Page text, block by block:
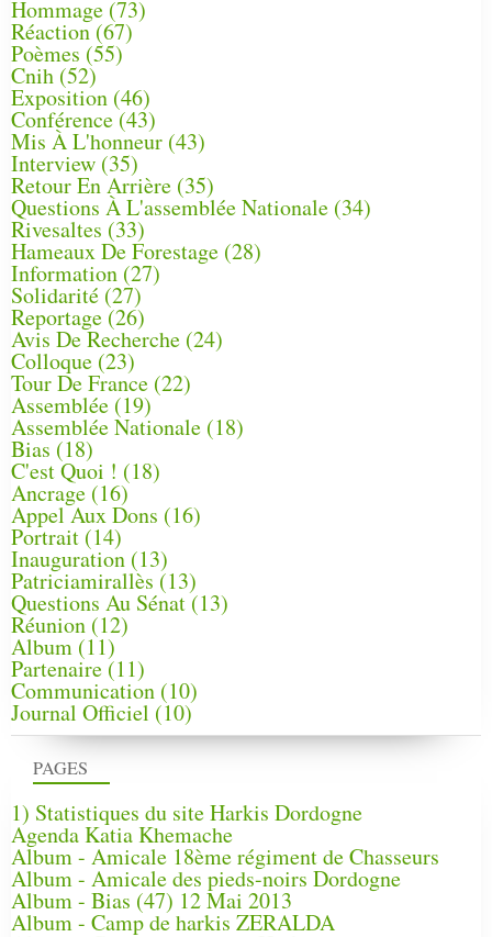
PAGES
1) Statistiques du site Harkis Dordogne
Agenda Katia Khemache
Album - Amicale 18ème régiment de Chasseurs
Album - Amicale des pieds-noirs Dordogne
Album - Bias (47) 12 Mai 2013
Album - Camp de harkis ZERALDA
Hommage (73)
Réaction(67)
Poèmes (55)
Cnih (52)
Exposition (46)
Conférence(43)
Mis À L'honneur (43)
Interview (35)
Retour En Arrière (35)
Questions À L'assemblée Nationale (34)
Rivesaltes (33)
Hameaux De Forestage (28)
Information (27)
Solidarité (27)
Reportage (26)
Avis De Recherche (24)
Colloque (23)
Tour De France (22)
Assemblée (19)
Assemblée Nationale (18)
Bias (18)
C'est Quoi ! (18)
Ancrage (16)
Appel Aux Dons (16)
Portrait (14)
Inauguration (13)
Patriciamirallès (13)
Questions Au Sénat(13)
Réunion (12)
Album (11)
Partenaire(11)
Communication (10)
Journal Officiel (10)